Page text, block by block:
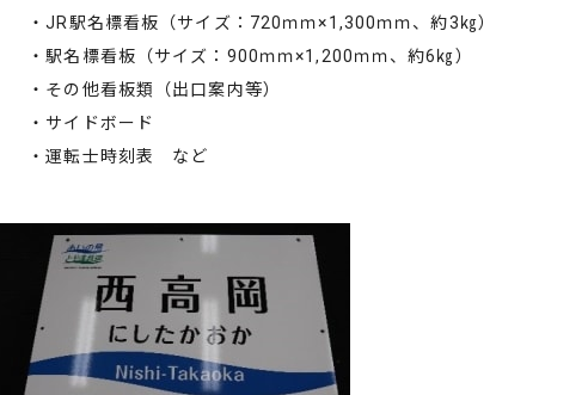
・JR駅名標看板（サイズ：720ｍｍ×1,300ｍｍ、約3㎏）
・駅名標看板（サイズ：900ｍｍ×1,200ｍｍ、約6㎏）
・その他看板類（出口案内等）
・サイドボード
・運転士時刻表 など